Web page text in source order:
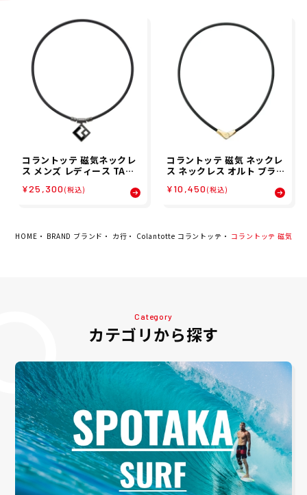
コラントッテ 磁気ネックレ
ス メンズ レディース TAO
ラック ABARW53 23SS 春
¥25,300 (税込)
コラントッテ 磁気 ネックレ
ス ネックレス オルト ブラッ
¥10,450 (税込)
HOME BRAND ブランド カ行 Colantotte コラントッテ コラントッテ 磁気 ネ
Category
カテゴリから探す